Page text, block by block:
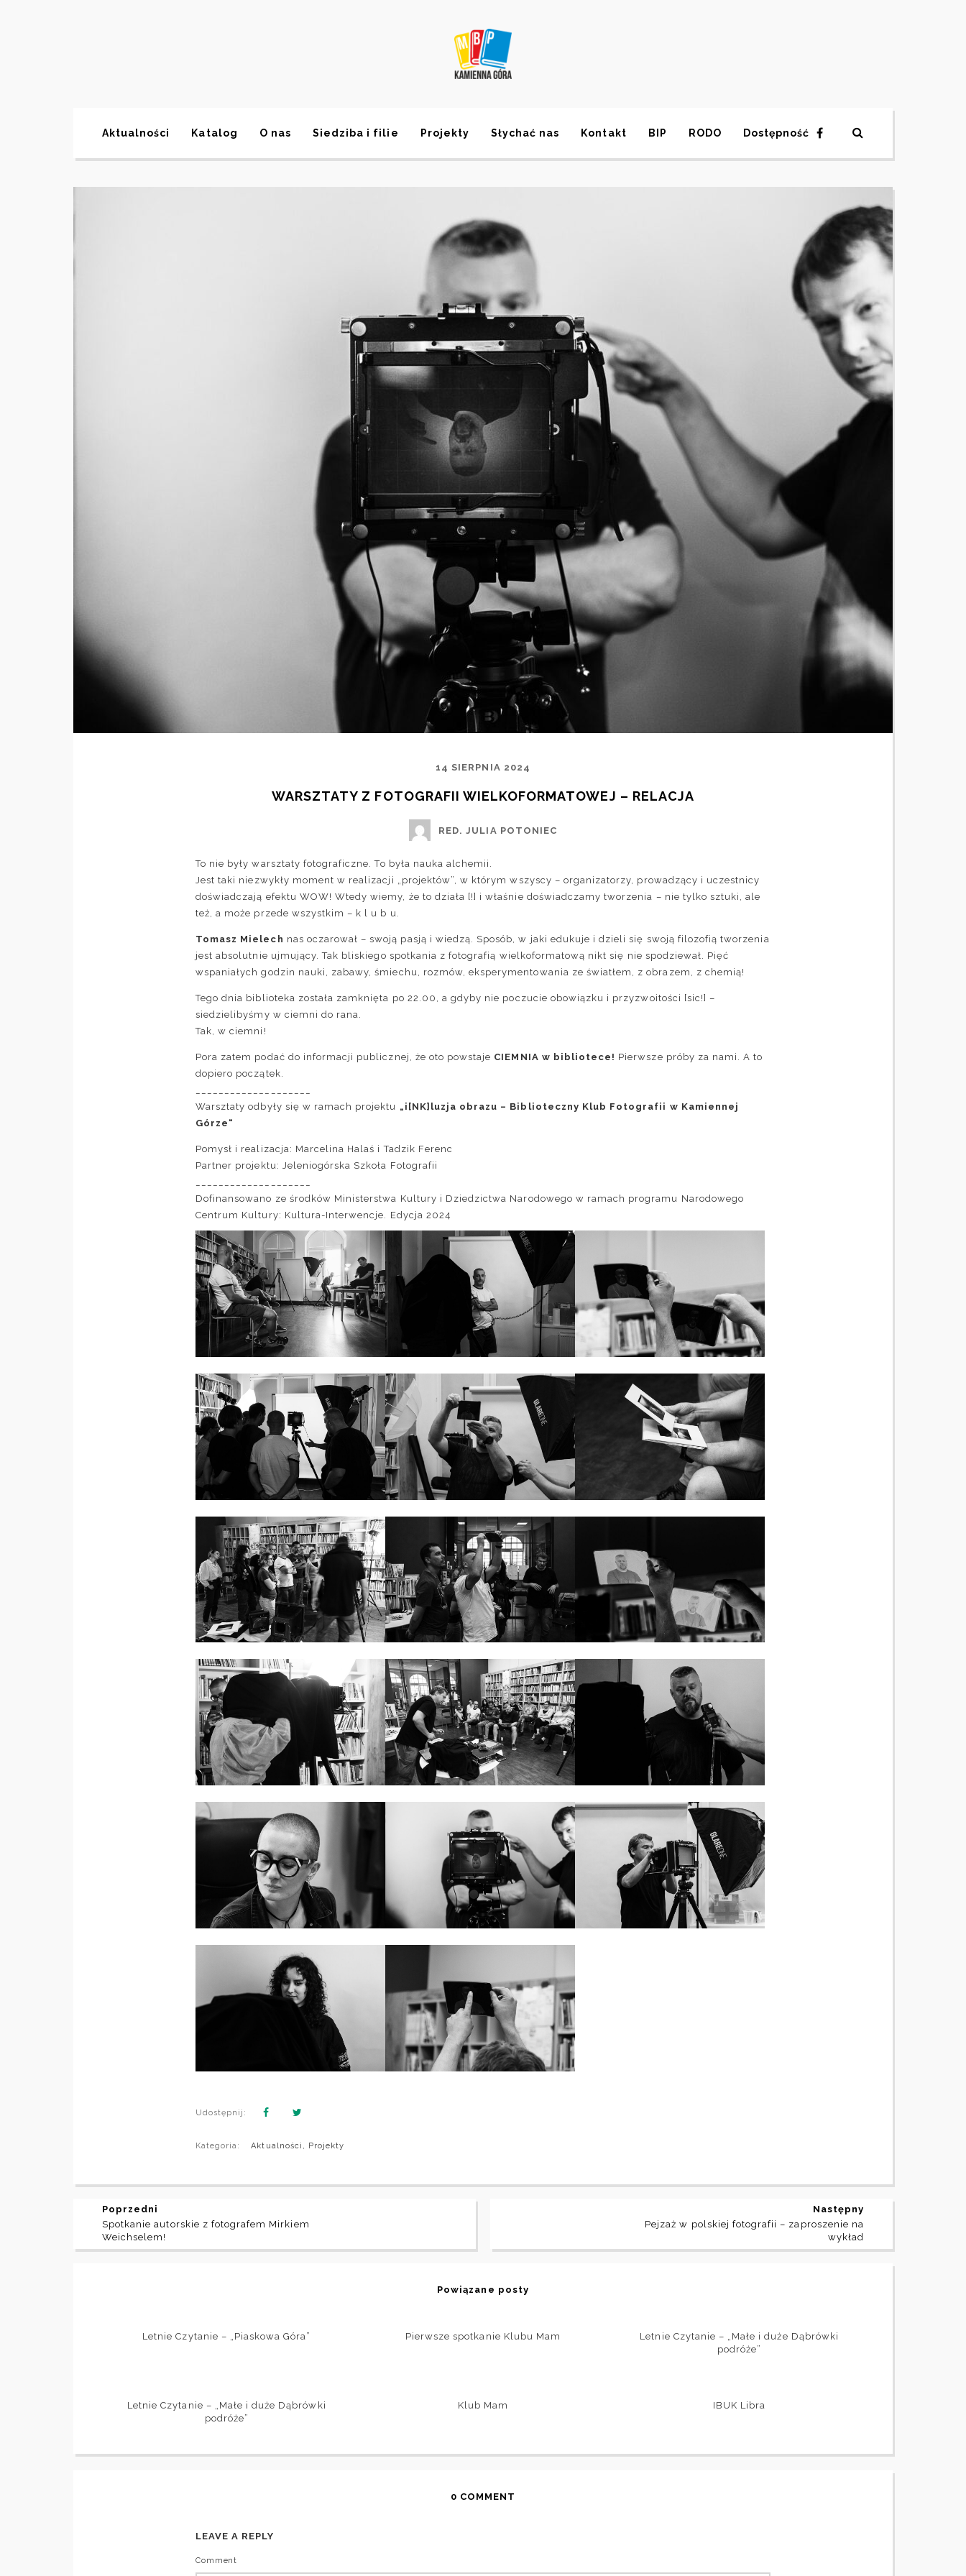
Aktualności Katalog O nas Siedziba i filie Projekty Słychać nas Kontakt BIP RODO Dostępność
14 SIERPNIA 2024
WARSZTATY Z FOTOGRAFII WIELKOFORMATOWEJ – RELACJA
RED. JULIA POTONIEC
To nie były warsztaty fotograficzne. To była nauka alchemii.
Jest taki niezwykły moment w realizacji „projektów”, w którym wszyscy – organizatorzy, prowadzący i uczestnicy
doświadczają efektu WOW! Wtedy wiemy, że to działa [!] i właśnie doświadczamy tworzenia – nie tylko sztuki, ale
też, a może przede wszystkim – k l u b u.
Tomasz Mielech nas oczarował – swoją pasją i wiedzą. Sposób, w jaki edukuje i dzieli się swoją filozofią tworzenia
jest absolutnie ujmujący. Tak bliskiego spotkania z fotografią wielkoformatową nikt się nie spodziewał. Pięć
wspaniałych godzin nauki, zabawy, śmiechu, rozmów, eksperymentowania ze światłem, z obrazem, z chemią!
Tego dnia biblioteka została zamknięta po 22.00, a gdyby nie poczucie obowiązku i przyzwoitości [sic!] –
siedzielibyśmy w ciemni do rana.
Tak, w ciemni!
Pora zatem podać do informacji publicznej, że oto powstaje CIEMNIA w bibliotece! Pierwsze próby za nami. A to
dopiero początek.
Warsztaty odbyły się w ramach projektu „i[NK]luzja obrazu – Biblioteczny Klub Fotografii w Kamiennej
Górze “
Pomysł i realizacja: Marcelina Halaś iTadzik Ferenc
Partner projektu: Jeleniogórska Szkoła Fotografii
Dofinansowano ze środków Ministerstwa Kultury i Dziedzictwa Narodowego w ramach programu Narodowego
Centrum Kultury: Kultura-Interwencje. Edycja 2024
Udostępnij:
Kategoria: Aktualności , Projekty
Poprzedni
Spotkanie autorskie z fotografem Mirkiem
Weichselem!
Następny
Pejzaż w polskiej fotografii – zaproszenie na
wykład
Powiązane posty
Letnie Czytanie – „Piaskowa Góra” Pierwsze spotkanie Klubu Mam
Letnie Czytanie – „Małe i duże Dąbrówki
podróże”
Letnie Czytanie – „Małe i duże Dąbrówki
podróże”
Klub Mam IBUK Libra
0 COMMENT
LEAVE A REPLY
Comment